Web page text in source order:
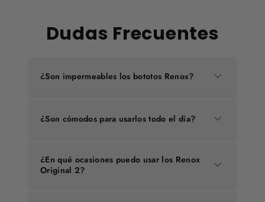
Dudas Frecuentes
¿Son impermeables los bototos Renox?
¿Son cómodos para usarlos todo el día?
¿En qué ocasiones puedo usar los Renox
Original 2?